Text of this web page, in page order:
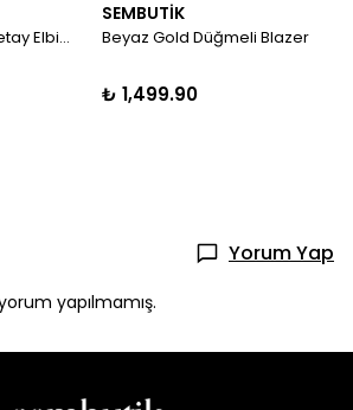
Bel Drapeli Yırtmaç Detay Elbise
SEMBUTİK
Beyaz Gold Düğmeli Blazer
₺ 1,499.90
Yorum Yap
yapılmamış.